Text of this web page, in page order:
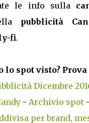
le info sulla
pubblicità
fi.
lo spot visto?
Dicembre
- Archivio spot -
per brand,